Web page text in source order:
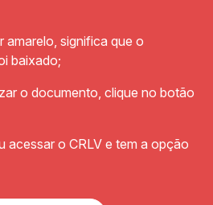
amarelo, significa que o
baixado;
o documento, clique no botão
acessar o CRLV e tem a opção